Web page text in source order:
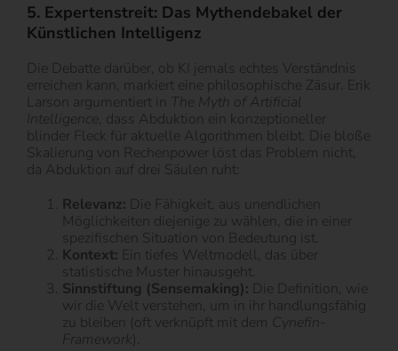
5. Expertenstreit: Das Mythendebakel der
Künstlichen Intelligenz
Die Debatte darüber, ob KI jemals echtes Verständnis
erreichen kann, markiert eine philosophische Zäsur. Erik
Larson argumentiert in
The Myth of Artificial
Intelligence, dass Abduktion ein konzeptioneller
blinder Fleck für aktuelle Algorithmen bleibt. Die bloße
Skalierung von Rechenpower löst das Problem nicht,
da Abduktion auf drei Säulen ruht:
Relevanz: Die Fähigkeit, aus unendlichen
Möglichkeiten diejenige zu wählen, die in einer
spezifischen Situation von Bedeutung ist.
Kontext: Ein tiefes Weltmodell, das über
statistische Muster hinausgeht.
Sinnstiftung (Sensemaking): Die Definition, wie
wir die Welt verstehen, um in ihr handlungsfähig
zu bleiben (oft verknüpft mit dem Cynefin-
Framework ).